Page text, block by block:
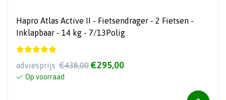
Hapro Atlas Active II - Fietsendrager - 2 Fietsen -
Inklapbaar - 14 kg - 7/13Polig
adviesprijs €438,00 €295,00
Op voorraad